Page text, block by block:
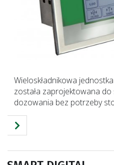
Wieloskładnikowa
została zaprojektowana
dozowania bez potrzeby